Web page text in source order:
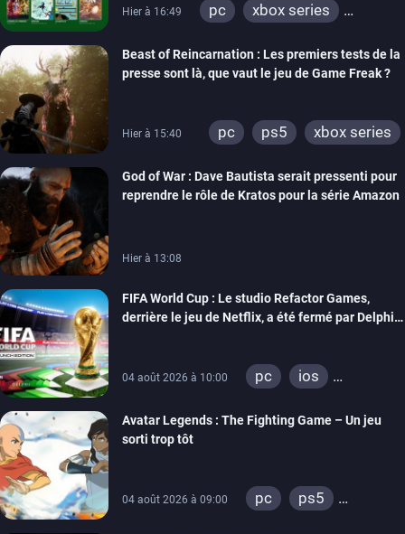
Hier à 16:49 pc
xbox series
Beast of Reincarnation : Les premiers tests de la
presse sont là, que vaut le jeu de Game Freak ?
Hier à 15:40 pc ps5 xbox series
God of War : Dave Bautista serait pressenti pour
reprendre le rôle de Kratos pour la série Amazon
Hier à 13:08
FIFA World Cup : Le studio Refactor Games,
derrière le jeu de Netflix, a été fermé par Delphi
04 août 2026 à 10:00 pc
ios
Avatar Legends : The Fighting Game – Un jeu
sorti trop tôt
04 août 2026 à 09:00 pc
ps5